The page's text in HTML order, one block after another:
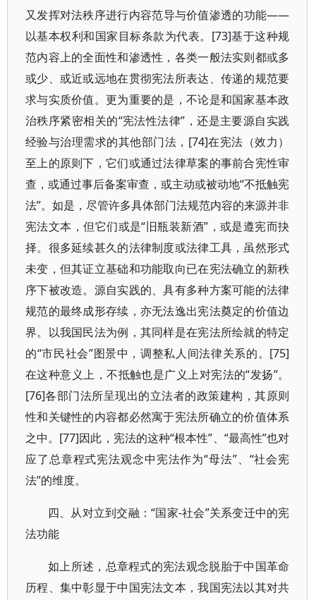
又发挥对法秩序进行内容范导与价值渗透的功能——
以基本权利和国家目标条款为代表。[73]基于这种规
范内容上的全面性和渗透性，各类一般法实则都或多
或少、或近或远地在贯彻宪法所表达、传递的规范要
求与实质价值。更为重要的是，不论是和国家基本政
治秩序紧密相关的“宪法性法律”，还是主要源自实践
经验与治理需求的其他部门法，[74]在宪法（效力）
至上的原则下，它们或通过法律草案的事前合宪性审
查，或通过事后备案审查，或主动或被动地“不抵触宪
法”。如是，尽管许多具体部门法规范内容的来源并非
宪法文本，但它们或是“旧瓶装新酒”，或是遵宪而抉
择。很多延续甚久的法律制度或法律工具，虽然形式
未变，但其证立基础和功能取向已在宪法确立的新秩
序下被改造。源自实践的、具有多种方案可能的法律
规范的最终成形存续，亦无法逸出宪法奠定的价值边
界。以我国民法为例，其同样是在宪法所绘就的特定
的“市民社会”图景中，调整私人间法律关系的。[75]
在这种意义上，不抵触也是广义上对宪法的“发扬”。
[76]各部门法所呈现出的立法者的政策建构，其原则
性和关键性的内容都必然寓于宪法所确立的价值体系
之中。[77]因此，宪法的这种“根本性”、“最高性”也对
应了总章程式宪法观念中宪法作为“母法”、“社会宪
法”的维度。
四、从对立到交融：“国家-社会”关系变迁中的宪
法功能
如上所述，总章程式的宪法观念脱胎于中国革命
历程、集中彰显于中国宪法文本，我国宪法以其对共